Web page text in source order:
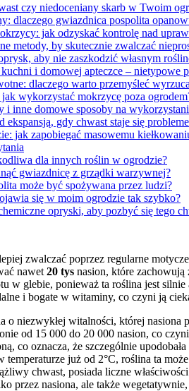
czy niedoceniany skarb w Twoim
dlaczego gwiazdnica pospolita
jak odzyskać kontrolę nad
metody, by skutecznie zwalczać
aby nie zaszkodzić własnym
i domowej apteczce – nietypowe
dlaczego warto przemyśleć
wykorzystać mokrzycę poza
i inne domowe sposoby na
ekspansją, gdy chwast staje się
jak zapobiegać masowemu
dla innych roślin w ogrodzie?
gwiazdnicę z grządki warzywnej?
może być spożywana przez ludzi?
się w moim ogrodzie tak szybko?
opryski, aby pozbyć się tego
zwalczać poprzez regularne
nawet 20 tys nasion, które zachowują
w glebie, ponieważ ta roślina jest silnie
i bogate w witaminy, co czyni ją
o niezwykłej witalności, której nasiona
od 15 000 do 20 000 nasion, co
co oznacza, że szczególnie
już od 2°C, roślina ta
chwast, posiada liczne
przez nasiona, ale także